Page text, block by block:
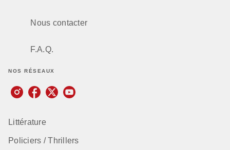
Nous contacter
F.A.Q.
NOS RÉSEAUX
Littérature
Policiers / Thrillers